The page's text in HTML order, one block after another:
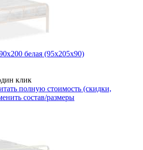
белая (95x205x90)
клик
полную стоимость (скидки,
состав/размеры